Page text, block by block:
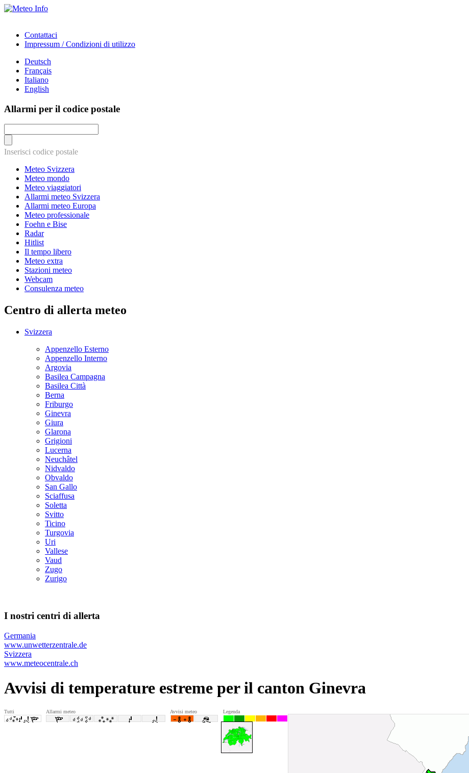
Contattaci
Impressum / Condizioni di utilizzo
Deutsch
Français
Italiano
English
Allarmi per il codice postale
Inserisci codice postale
Meteo Svizzera
Meteo mondo
Meteo viaggiatori
Allarmi meteo Svizzera
Allarmi meteo Europa
Meteo professionale
Foehn e Bise
Radar
Hitlist
Il tempo libero
Meteo extra
Stazioni meteo
Webcam
Consulenza meteo
Centro di allerta meteo
Svizzera
Appenzello Esterno
Appenzello Interno
Argovia
Basilea Campagna
Basilea Città
Berna
Friburgo
Ginevra
Giura
Glarona
Grigioni
Lucerna
Neuchâtel
Nidvaldo
Obvaldo
San Gallo
Sciaffusa
Soletta
Svitto
Ticino
Turgovia
Uri
Vallese
Vaud
Zugo
Zurigo
I nostri centri di allerta
Germania
www.unwetterzentrale.de
Svizzera
www.meteocentrale.ch
Avvisi di temperature estreme per il canton Ginevra
Tutti Allarmi meteo Avvisi meteo Legenda